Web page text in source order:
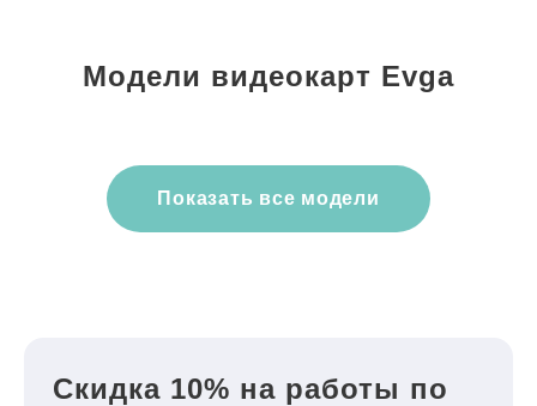
Модели видеокарт Evga
Показать все модели
Скидка 10% на работы по